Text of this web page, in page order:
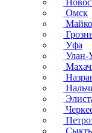
Омск
Уфа
Улан-